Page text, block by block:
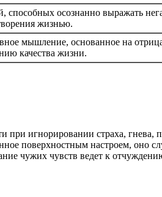
способных осознанно выражать
жизнью.
мышление, основанное на
качества жизни.
при игнорировании страха, гнева,
поверхностным настроем, оно
чужих чувств ведет к